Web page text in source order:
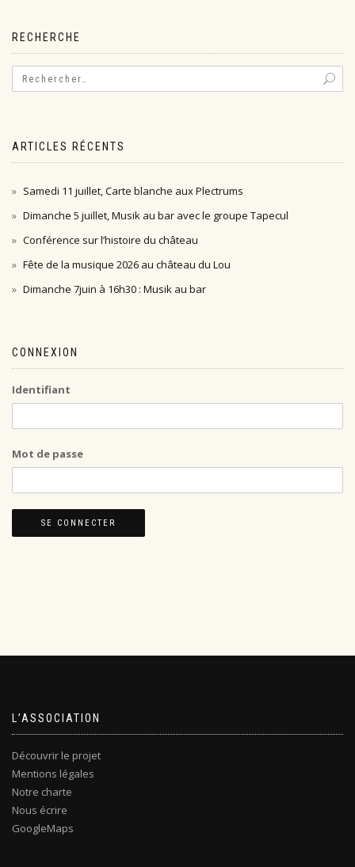
RECHERCHE
ARTICLES RÉCENTS
Samedi 11 juillet, Carte blanche aux Plectrums
Dimanche 5 juillet, Musik au bar avec le groupe Tapecul
Conférence sur l’histoire du château
Fête de la musique 2026 au château du Lou
Dimanche 7juin à 16h30 : Musik au bar
CONNEXION
Identifiant
Mot de passe
L’ASSOCIATION
Découvrir le projet
Mentions légales
Notre charte
Nous écrire
GoogleMaps